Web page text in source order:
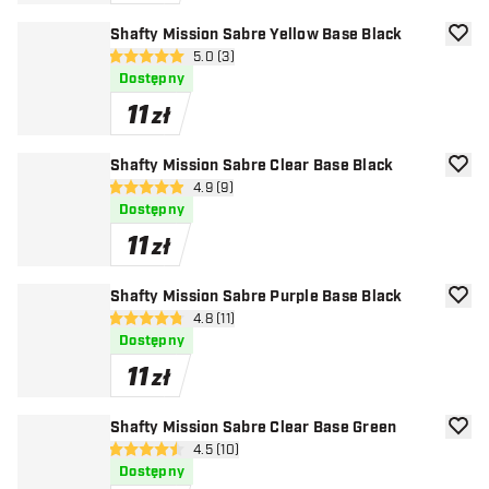
Shafty Mission Sabre Yellow Base Black
otwórz panel recenzji
5 gwiazdki oceny5.0 (3)
Dostępny
11zł
Shafty Mission Sabre Clear Base Black
otwórz panel recenzji
4.9 gwiazdki oceny
4.9 (9)
Dostępny
11zł
Shafty Mission Sabre Purple Base Black
otwórz panel recenzji
4.8 gwiazdki oceny
4.8 (11)
Dostępny
11zł
Shafty Mission Sabre Clear Base Green
otwórz panel recenzji
4.5 gwiazdki oceny
4.5 (10)
Dostępny